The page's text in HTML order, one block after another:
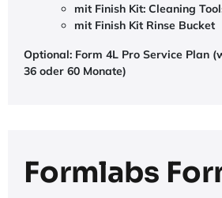
mit Finish Kit: Cleaning
mit Finish Kit Rinse Bucket
Optional: Form 4L Pro Service Plan
36 oder 60 Monate)​
Formlabs